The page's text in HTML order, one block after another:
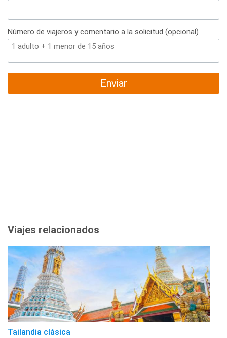
Número de viajeros y comentario a la solicitud (opcional)
Enviar
Viajes relacionados
Tailandia clásica